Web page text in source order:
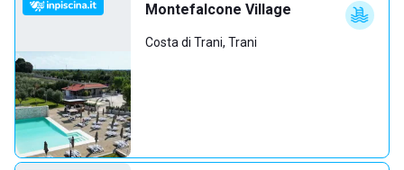
Montefalcone Village
Costa di Trani, Trani